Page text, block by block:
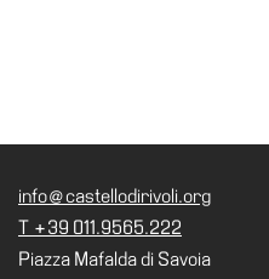
sedi
info@castellodirivoli.org
T +39 011.9565.222
Piazza Mafalda di Savoia